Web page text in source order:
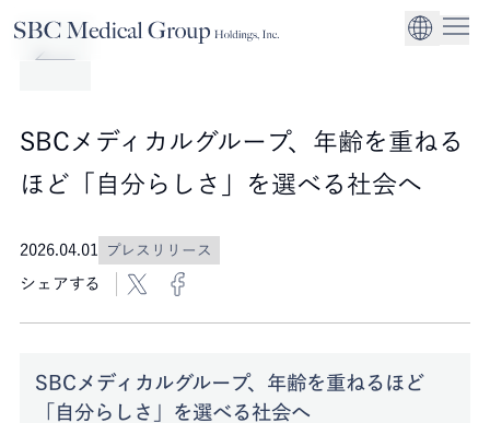
Company
Service
法人事業
Sustainability
ガバナンス
SBCメディカルグループ、年齢を重ねる
ほど「自分らしさ」を選べる社会へ
2026.04.01 プレスリリース
シェアする
SBCメディカルグループ、年齢を重ねるほど
「自分らしさ」を選べる社会へ